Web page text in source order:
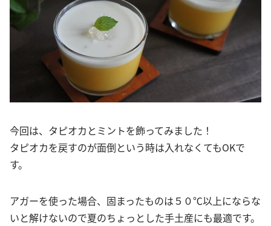
今回は、タピオカとミントを飾ってみました！
タピオカを戻すのが面倒という時は入れなくてもOKで
す。
アガーを使った場合、固まったものは５０℃以上にならな
いと解けないので夏のちょっとした手土産にも最適です。